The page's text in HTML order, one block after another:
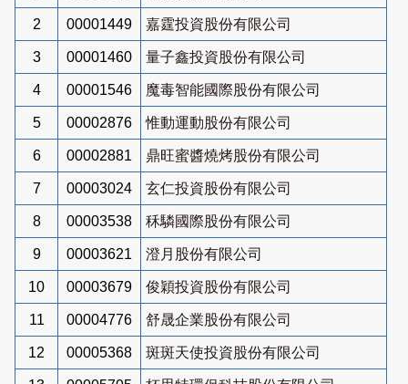
2 00001449 嘉霆投資股份有限公司
3 00001460 量子鑫投資股份有限公司
4 00001546 魔毒智能國際股份有限公司
5 00002876 惟動運動股份有限公司
6 00002881 鼎旺蜜醬燒烤股份有限公司
7 00003024 玄仁投資股份有限公司
8 00003538 秝驎國際股份有限公司
9 00003621 澄月股份有限公司
10 00003679 俊穎投資股份有限公司
11 00004776 舒晟企業股份有限公司
12 00005368 斑斑天使投資股份有限公司